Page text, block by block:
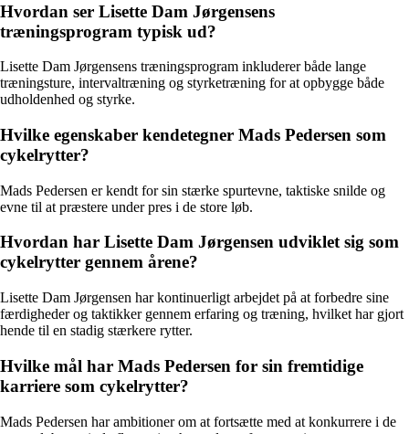
Hvordan ser Lisette Dam Jørgensens
træningsprogram typisk ud?
Lisette Dam Jørgensens træningsprogram inkluderer både lange
træningsture, intervaltræning og styrketræning for at opbygge både
udholdenhed og styrke.
Hvilke egenskaber kendetegner Mads Pedersen som
cykelrytter?
Mads Pedersen er kendt for sin stærke spurtevne, taktiske snilde og
evne til at præstere under pres i de store løb.
Hvordan har Lisette Dam Jørgensen udviklet sig som
cykelrytter gennem årene?
Lisette Dam Jørgensen har kontinuerligt arbejdet på at forbedre sine
færdigheder og taktikker gennem erfaring og træning, hvilket har gjort
hende til en stadig stærkere rytter.
Hvilke mål har Mads Pedersen for sin fremtidige
karriere som cykelrytter?
Mads Pedersen har ambitioner om at fortsætte med at konkurrere i de